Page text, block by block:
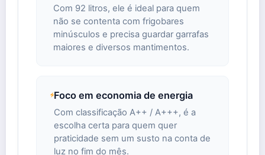
Com 92 litros, ele é ideal para quem
não se contenta com frigobares
minúsculos e precisa guardar garrafas
maiores e diversos mantimentos.
Foco em economia de energia
Com classificação A++ / A+++, é a
escolha certa para quem quer
praticidade sem um susto na conta de
luz no fim do mês.